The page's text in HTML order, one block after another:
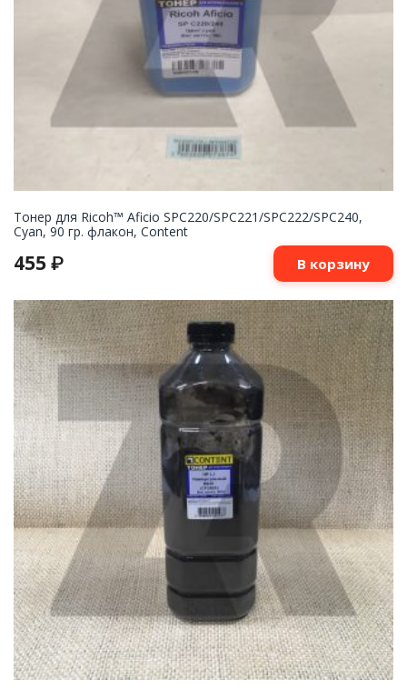
Тонер для Ricoh™ Aficio SPC220/SPC221/SPC222/SPC240,
Cyan, 90 гр. флакон, Content
455 ₽ В корзину